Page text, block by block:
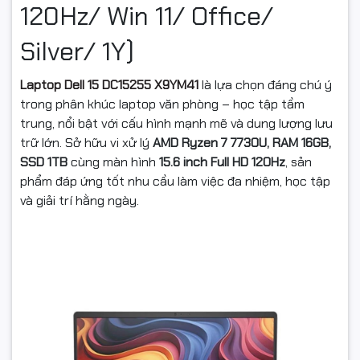
120Hz/ Win 11/ Office/
Silver/ 1Y)
Laptop Dell 15 DC15255 X9YM41là lựa chọn đáng chú ý
trong phân khúc laptop văn phòng – học tập tầm
trung, nổi bật với cấu hình mạnh mẽ và dung lượng lưu
trữ lớn. Sở hữu vi xử lý AMD Ryzen 7 7730U, RAM 16GB,
SSD 1TBcùng màn hình 15.6 inch Full HD 120Hz, sản
phẩm đáp ứng tốt nhu cầu làm việc đa nhiệm, học tập
và giải trí hằng ngày.